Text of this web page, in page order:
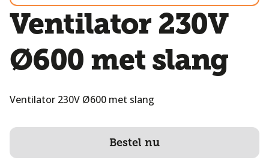
Ventilator 230V
Ø600 met slang
Ventilator 230V Ø600 met slang
Bestel nu